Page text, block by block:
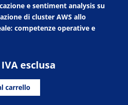
e sentiment analysis su
di cluster AWS allo
competenze operative e
IVA esclusa
carrello